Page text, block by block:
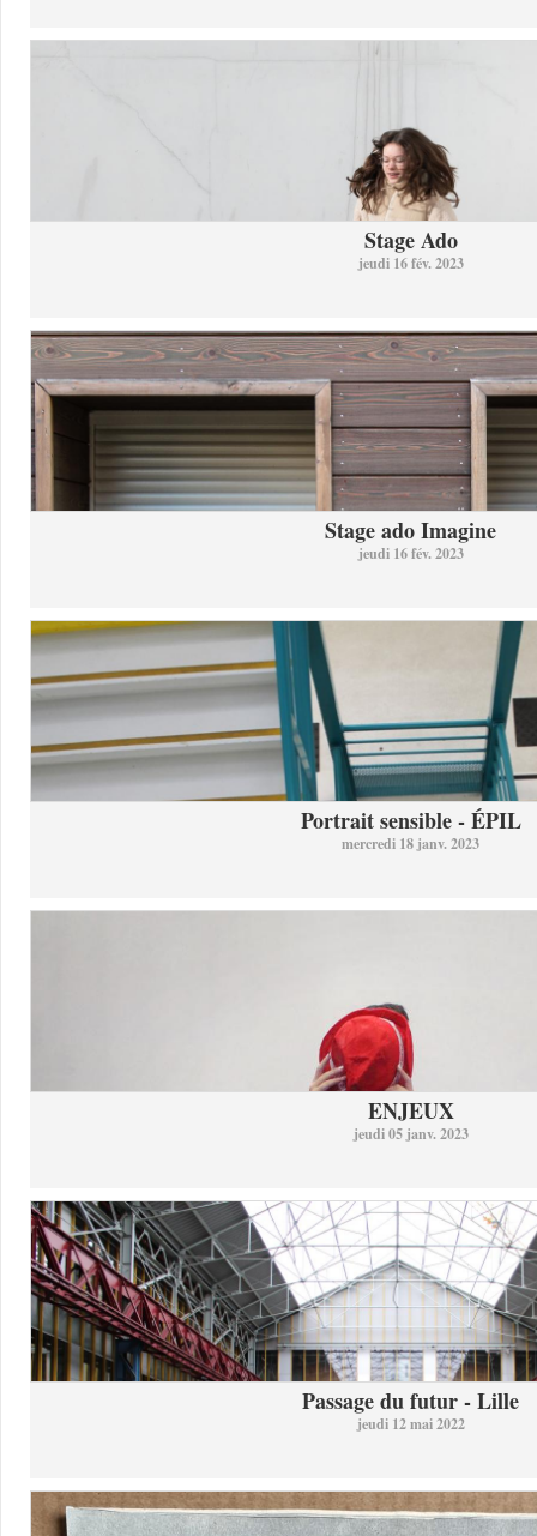
Stage Ado
jeudi 16 fév. 2023
Stage ado Imagine
jeudi 16 fév. 2023
Portrait sensible - ÉPIL
mercredi 18 janv. 2023
ENJEUX
jeudi 05 janv. 2023
Passage du futur - Lille
jeudi 12 mai 2022